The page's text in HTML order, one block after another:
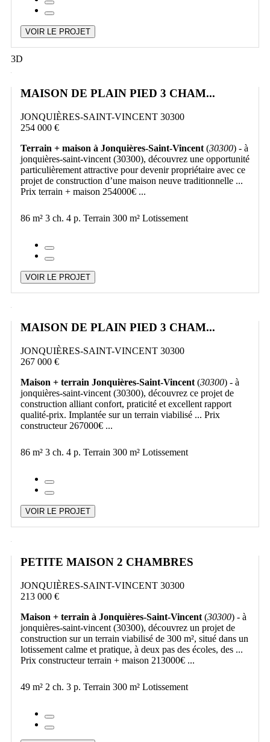
VOIR LE PROJET
3D
MAISON DE PLAIN PIED 3 CHAM...
JONQUIÈRES-SAINT-VINCENT 30300
254 000 €
Terrain + maison à Jonquières-Saint-Vincent (30300) - à
jonquières-saint-vincent (30300), découvrez une opportunité
particulièrement attractive pour devenir propriétaire avec ce
projet de construction d’une maison neuve traditionnelle ...
Prix terrain + maison 254000€ ...
86 m² 3 ch. 4 p. Terrain 300 m² Lotissement
VOIR LE PROJET
MAISON DE PLAIN PIED 3 CHAM...
JONQUIÈRES-SAINT-VINCENT 30300
267 000 €
Maison + terrain Jonquières-Saint-Vincent (30300) - à
jonquières-saint-vincent (30300), découvrez ce projet de
construction alliant confort, praticité et excellent rapport
qualité-prix. Implantée sur un terrain viabilisé ... Prix
constructeur 267000€ ...
86 m² 3 ch. 4 p. Terrain 300 m² Lotissement
VOIR LE PROJET
PETITE MAISON 2 CHAMBRES
JONQUIÈRES-SAINT-VINCENT 30300
213 000 €
Maison + terrain à Jonquières-Saint-Vincent (30300) - à
jonquières-saint-vincent (30300), découvrez un projet de
construction sur un terrain viabilisé de 300 m², situé dans un
lotissement calme et pratique, à deux pas des écoles, des ...
Prix constructeur terrain + maison 213000€ ...
49 m² 2 ch. 3 p. Terrain 300 m² Lotissement